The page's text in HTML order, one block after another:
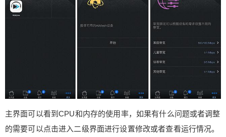
主界面可以看到CPU和内存的使用率，如果有什么问题或者调整
的需要可以点击进入二级界面进行设置修改或者查看运行情况。